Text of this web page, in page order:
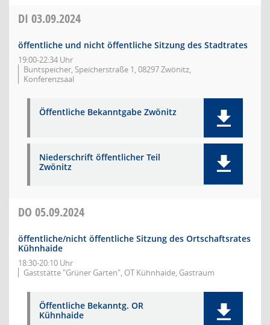
DI 03.09.2024
öffentliche und nicht öffentliche Sitzung des Stadtrates
19:00-22:34 Uhr
Buntspeicher, Speicherstraße 1, 08297 Zwönitz,
Konferenzsaal
Öffentliche Bekanntgabe Zwönitz
Niederschrift öffentlicher Teil
Zwönitz
DO 05.09.2024
öffentliche/nicht öffentliche Sitzung des Ortschaftsrates
Kühnhaide
18:30-20:10 Uhr
Gaststätte "Grüner Garten", OT Kühnhaide, Gastraum
Öffentliche Bekanntg. OR
Kühnhaide